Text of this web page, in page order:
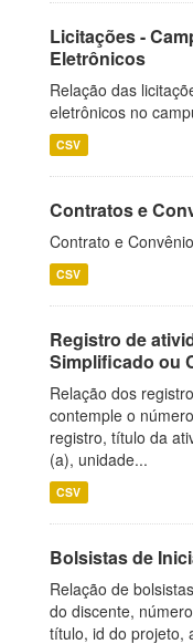
Licitações -
Eletrônicos
Relação das
eletrônicos no
CSV
Contratos e
Contrato e
CSV
Registro de
Simplificado ou
Relação dos
contemple o
registro, título da
(a), unidade...
CSV
Bolsistas de
Relação de
do discente,
título, id do projeto,